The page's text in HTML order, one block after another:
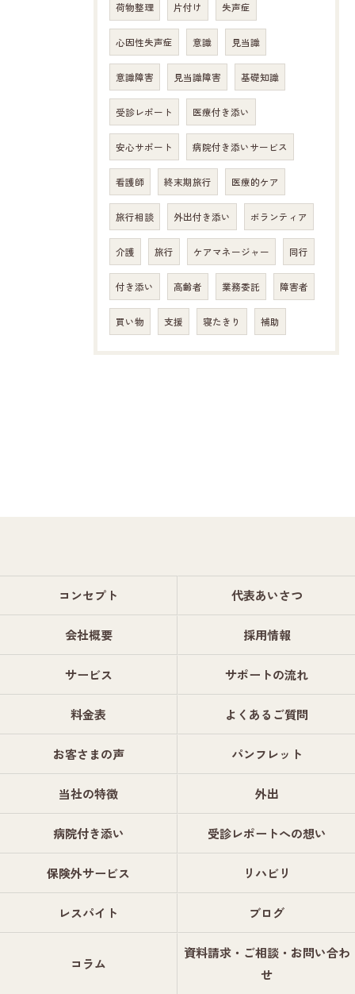
荷物整理 片付け 失声症
心因性失声症 意識 見当識
意識障害 見当識障害 基礎知識
受診レポート 医療付き添い
安心サポート 病院付き添いサービス
看護師 終末期旅行 医療的ケア
旅行相談 外出付き添い ボランティア
介護 旅行 ケアマネージャー 同行
付き添い 高齢者 業務委託 障害者
買い物 支援 寝たきり 補助
コンセプト 代表あいさつ
会社概要 採用情報
サービス サポートの流れ
料金表 よくあるご質問
お客さまの声 パンフレット
当社の特徴 外出
病院付き添い 受診レポートへの想い
保険外サービス リハビリ
レスパイト ブログ
コラム
資料請求・ご相談・お問い合わ
せ